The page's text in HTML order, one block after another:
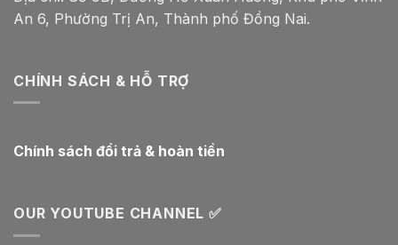
An 6, Phường Trị An, Thành phố Đồng Nai.
CHÍNH SÁCH & HỖ TRỢ
Chính sách đổi trả & hoàn tiền
OUR YOUTUBE CHANNEL ✅